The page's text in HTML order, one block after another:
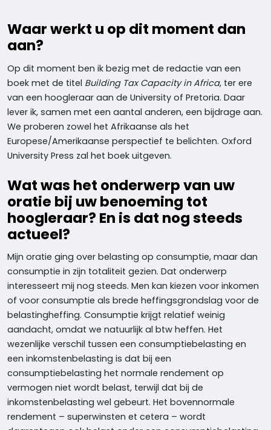
Waar werkt u op dit moment dan
aan?
Op dit moment ben ik bezig met de redactie van een
boek met de titel Building Tax Capacity in Africa, ter ere
van een hoogleraar aan de University of Pretoria. Daar
lever ik, samen met een aantal anderen, een bijdrage aan.
We proberen zowel het Afrikaanse als het
Europese/Amerikaanse perspectief te belichten. Oxford
University Press zal het boek uitgeven.
Wat was het onderwerp van uw
oratie bij uw benoeming tot
hoogleraar? En is dat nog steeds
actueel?
Mijn oratie ging over belasting op consumptie, maar dan
consumptie in zijn totaliteit gezien. Dat onderwerp
interesseert mij nog steeds. Men kan kiezen voor inkomen
of voor consumptie als brede heffingsgrondslag voor de
belastingheffing. Consumptie krijgt relatief weinig
aandacht, omdat we natuurlijk al btw heffen. Het
wezenlijke verschil tussen een consumptiebelasting en
een inkomstenbelasting is dat bij een
consumptiebelasting het normale rendement op
vermogen niet wordt belast, terwijl dat bij de
inkomstenbelasting wel gebeurt. Het bovennormale
rendement – superwinsten et cetera – wordt